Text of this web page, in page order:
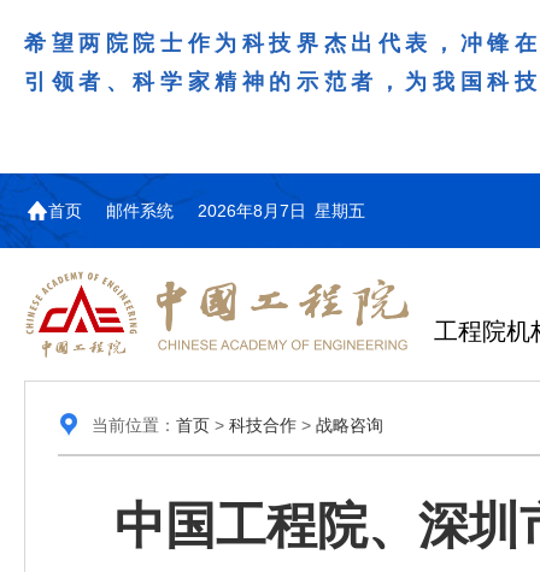
希望两院院士作为科技界杰出代表，冲锋
引领者、科学家精神的示范者，为我国科
首页 邮件系统 2026年8月7日 星期五
工程院机
当前位置： 首页> 科技合作> 战略咨询
中国工程院、深